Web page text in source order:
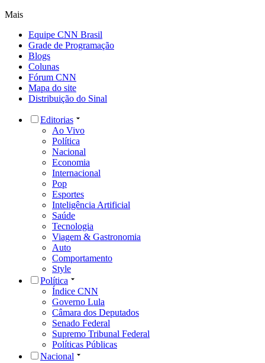
Mais
Equipe CNN Brasil
Grade de Programação
Blogs
Colunas
Fórum CNN
Mapa do site
Distribuição do Sinal
Editorias
Ao Vivo
Política
Nacional
Economia
Internacional
Pop
Esportes
Inteligência Artificial
Saúde
Tecnologia
Viagem & Gastronomia
Auto
Comportamento
Style
Política
Índice CNN
Governo Lula
Câmara dos Deputados
Senado Federal
Supremo Tribunal Federal
Políticas Públicas
Nacional